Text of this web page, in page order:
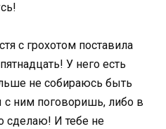
с грохотом поставила
У него есть
не собираюсь быть
ним поговоришь, либо в
сделаю! И тебе не